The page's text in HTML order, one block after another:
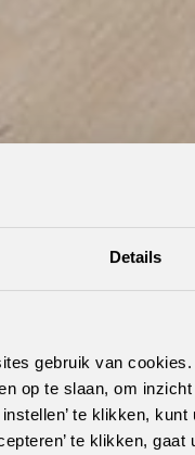
Details
gebruik van
op te slaan, om
te klikken,
te klikken,
stappenplan